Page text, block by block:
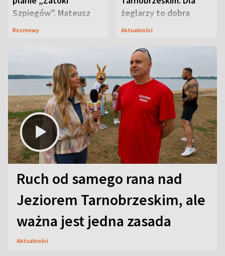
Szpiegów”. Mateusz
Janicki odsłonił
Rozmowy
żeglarzy to dobra
wiadomość
Aktualności
Ruch od samego rana nad
Jeziorem Tarnobrzeskim, ale
ważna jest jedna zasada
Aktualności